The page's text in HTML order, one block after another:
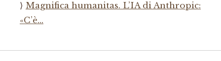
Magnifica humanitas. L’IA di Anthropic:
«C’è…